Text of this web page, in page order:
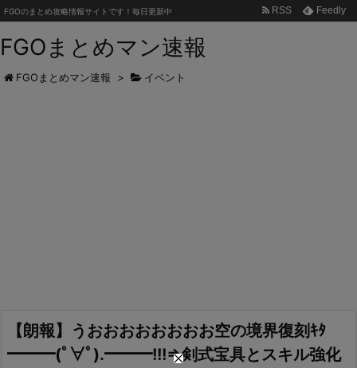
FGOまとめマン速報
FGOのまとめ攻略情報サイトです！毎日更新中 RSS Feedly
FGOまとめマン速報 > イベント
【朗報】うおおおおおおおお空の境界復刻ｷﾀ
━━━(ﾟ∀ﾟ).━━━!!!⇒剣式宝具とスキル強化